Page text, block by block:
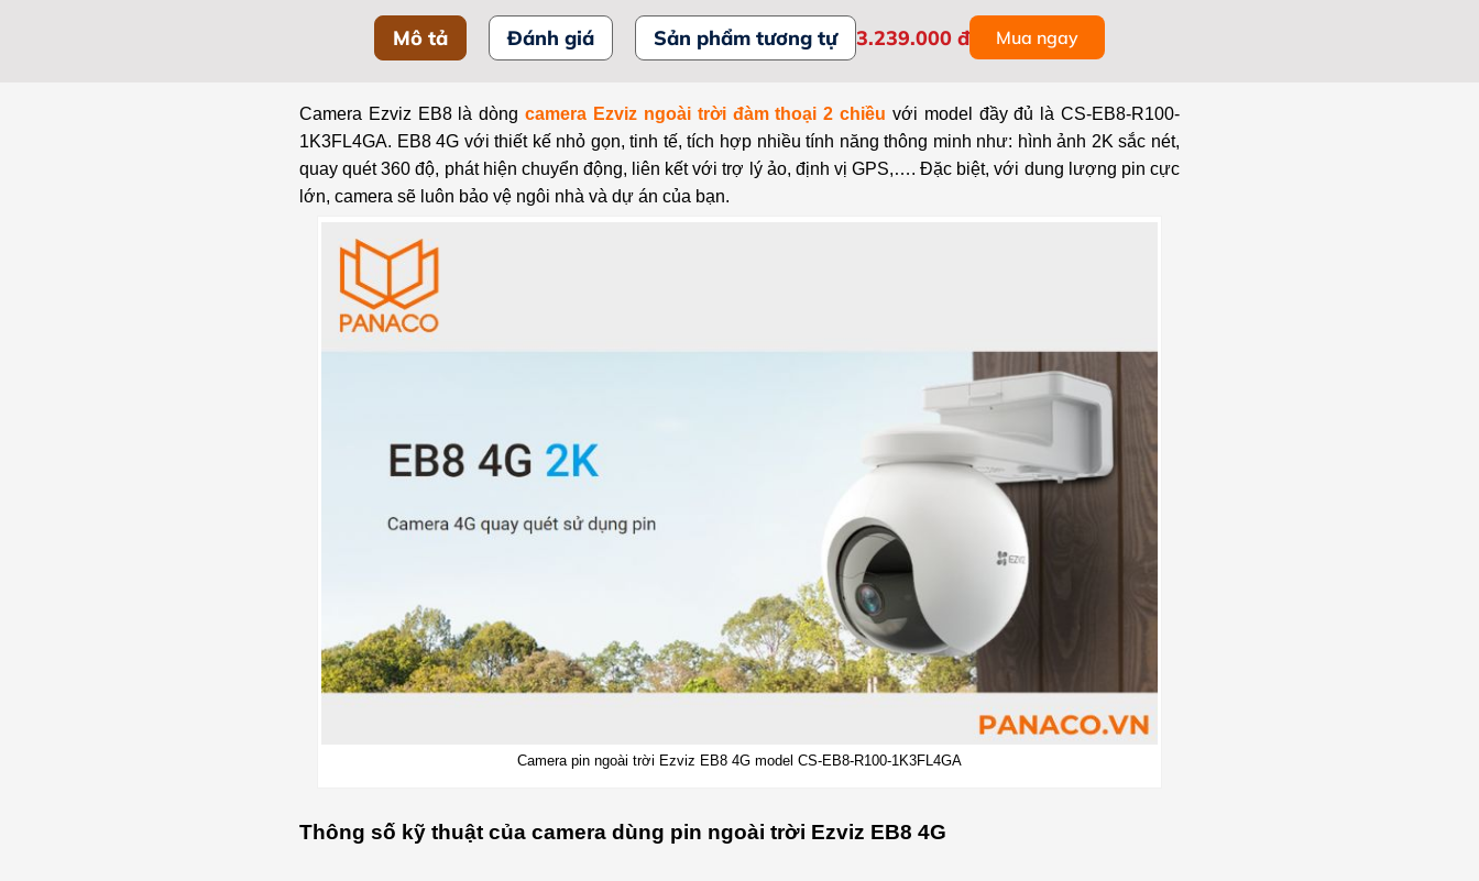
Mô tả Đánh giá Sản phẩm tương tự 3.239.000 đ Mua ngay
Camera Ezviz EB8 là dòngcamera Ezviz ngoài trời đàm thoại 2 chiều với model đầy đủ là CS-EB8-R100-
1K3FL4GA. EB8 4G với thiết kế nhỏ gọn, tinh tế, tích hợp nhiều tính năng thông minh như: hình ảnh 2K sắc nét,
quay quét 360 độ, phát hiện chuyển động, liên kết với trợ lý ảo, định vị GPS,…. Đặc biệt, với dung lượng pin cực
lớn, camera sẽ luôn bảo vệ ngôi nhà và dự án của bạn.
Camera pin ngoài trời Ezviz EB8 4G model CS-EB8-R100-1K3FL4GA
Thông số kỹ thuật của camera dùng pin ngoài trời Ezviz EB8 4G